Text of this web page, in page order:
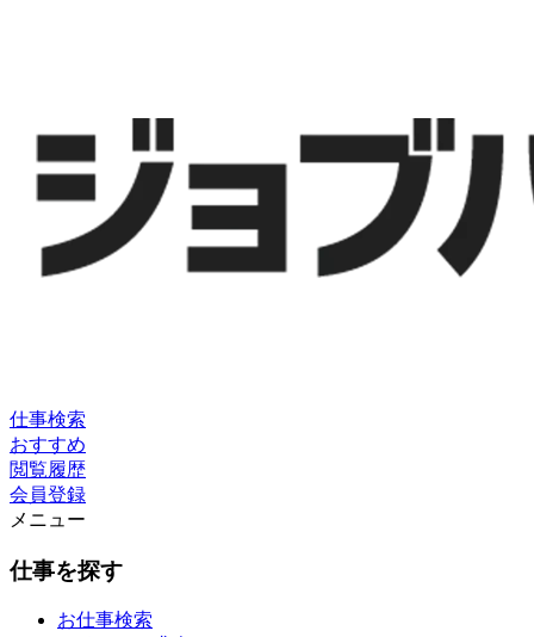
仕事検索
おすすめ
閲覧履歴
会員登録
メニュー
仕事を探す
お仕事検索